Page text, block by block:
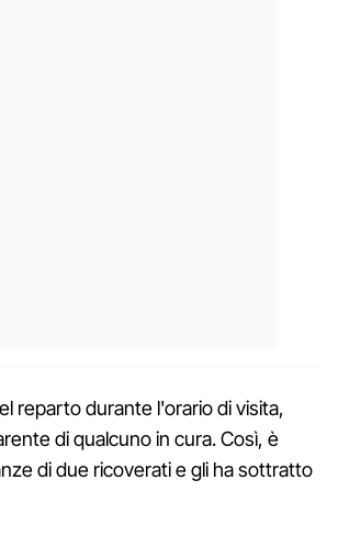
reparto durante l'orario di visita,
di qualcuno in cura. Così, è
di due ricoverati e gli ha sottratto